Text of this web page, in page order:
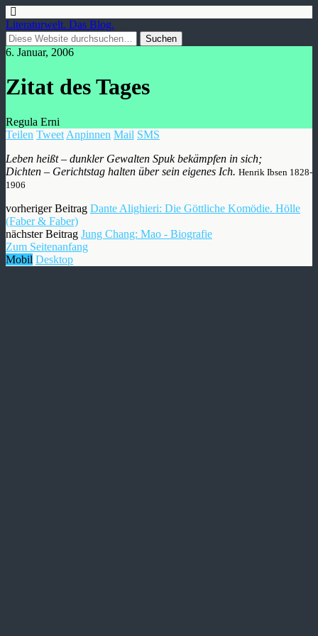
Literaturwelt. Das Blog.
6. Januar, 2006
Zitat des Tages
Regula Erni
Teilen Tweet Anpinnen Mail SMS
Leben heißt – dunkler Gewalten Spuk bekämpfen in sich;
Dichten – Gerichtstag halten über sein eigenes Ich. Henrik Ibsen 1828-
1906
vorheriger Beitrag Dante Alighieri: Die Göttliche Komödie. Hölle
(Faber & Faber)
nächster Beitrag Jung Chang: Mao - Biografie
Zum Seitenanfang
Mobil Desktop